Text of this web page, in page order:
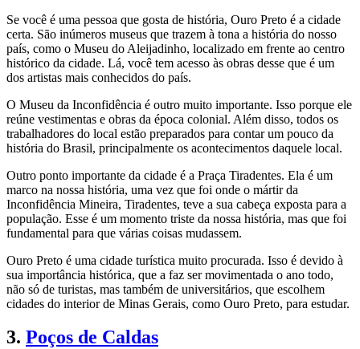
Se você é uma pessoa que gosta de história, Ouro Preto é a cidade
certa. São inúmeros museus que trazem à tona a história do nosso
país, como o Museu do Aleijadinho, localizado em frente ao centro
histórico da cidade. Lá, você tem acesso às obras desse que é um
dos artistas mais conhecidos do país.
O Museu da Inconfidência é outro muito importante. Isso porque ele
reúne vestimentas e obras da época colonial. Além disso, todos os
trabalhadores do local estão preparados para contar um pouco da
história do Brasil, principalmente os acontecimentos daquele local.
Outro ponto importante da cidade é a Praça Tiradentes. Ela é um
marco na nossa história, uma vez que foi onde o mártir da
Inconfidência Mineira, Tiradentes, teve a sua cabeça exposta para a
população. Esse é um momento triste da nossa história, mas que foi
fundamental para que várias coisas mudassem.
Ouro Preto é uma cidade turística muito procurada. Isso é devido à
sua importância histórica, que a faz ser movimentada o ano todo,
não só de turistas, mas também de universitários, que escolhem
cidades do interior de Minas Gerais, como Ouro Preto, para estudar.
3. Poços de Caldas